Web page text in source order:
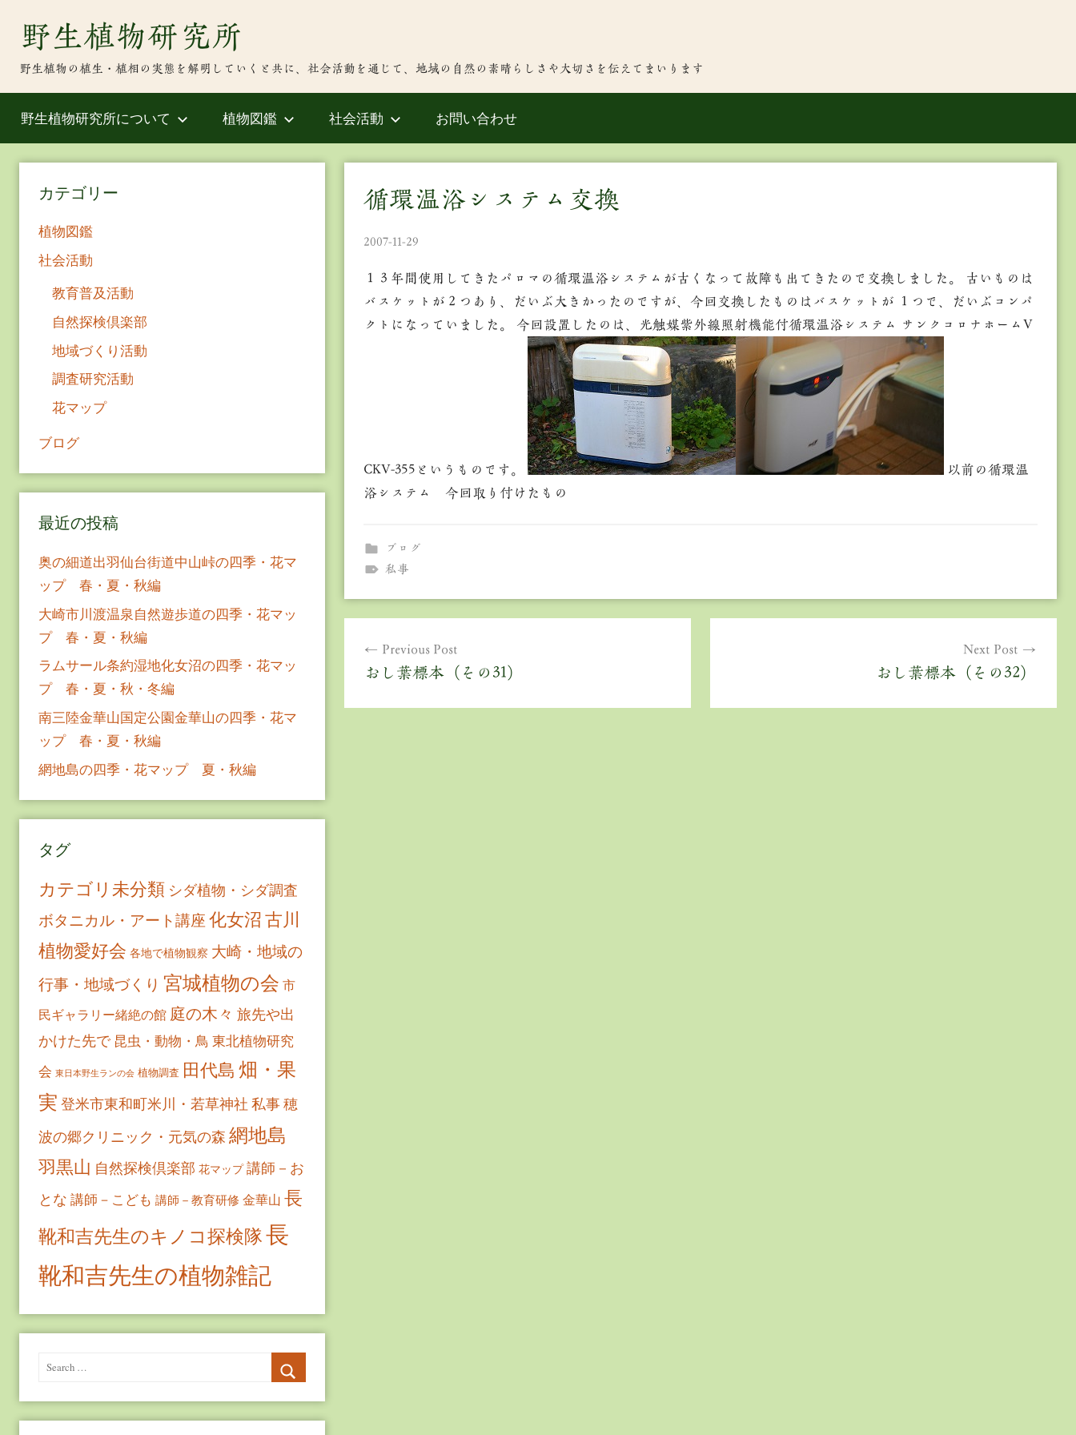
野生植物研究所
野生植物の植生・植相の実態を解明していくと共に、社会活動を通じて、地域の自然の素晴らしさや大切さを伝えてまいります
野生植物研究所について 植物図鑑 社会活動 お問い合わせ
循環温浴システム交換
2007-11-29
１３年間使用してきたパロマの循環温浴システムが古くなって故障も出てきたので交換しました。 古いものは
バスケットが２つあり、だいぶ大きかったのですが、今回交換したものはバスケットが １つで、だいぶコンパ
クトになっていました。 今回設置したのは、光触媒紫外線照射機能付循環温浴システム サンクコロナホームV
CKV-355というものです。
以前の循環温
浴システム 今回取り付けたもの
ブログ
私事
Previous Post
おし葉標本（その31）
Next Post
おし葉標本（その32）
カテゴリー
植物図鑑
社会活動
教育普及活動
自然探検倶楽部
地域づくり活動
調査研究活動
花マップ
ブログ
最近の投稿
奥の細道出羽仙台街道中山峠の四季・花マ
ップ 春・夏・秋編
大崎市川渡温泉自然遊歩道の四季・花マッ
プ 春・夏・秋編
ラムサール条約湿地化女沼の四季・花マッ
プ 春・夏・秋・冬編
南三陸金華山国定公園金華山の四季・花マ
ップ 春・夏・秋編
網地島の四季・花マップ 夏・秋編
タグ
カテゴリ未分類 シダ植物・シダ調査
ボタニカル・アート講座 化女沼古川
植物愛好会 各地で植物観察 大崎・地域の
行事・地域づくり 宮城植物の会 市
民ギャラリー緒絶の館 庭の木々 旅先や出
かけた先で 昆虫・動物・鳥 東北植物研究
会 東日本野生ランの会 植物調査 田代島 畑・果
実 登米市東和町米川・若草神社 私事穂
波の郷クリニック・元気の森 網地島
羽黒山 自然探検倶楽部 花マップ 講師－お
とな 講師－こども 講師－教育研修 金華山 長
靴和吉先生のキノコ探検隊長
靴和吉先生の植物雑記
Search